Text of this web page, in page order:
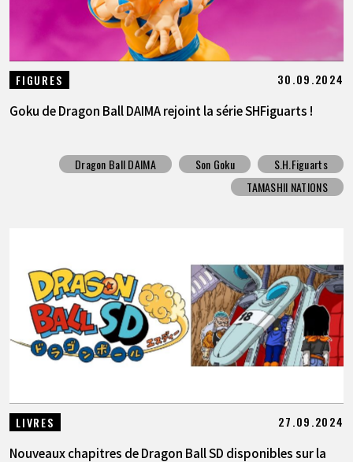
FIGURES 30.09.2024
Goku de Dragon Ball DAIMA rejoint la série SHFiguarts !
Dragon Ball DAIMA Son Goku
S.H.Figuarts
TAMASHII NATIONS
LIVRES 27.09.2024
Nouveaux chapitres de Dragon Ball SD disponibles sur la